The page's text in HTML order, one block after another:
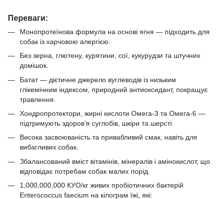
Переваги:
Монопротеїнова формула на основі ягня — підходить для
собак із харчовою алергією.
Без зерна, глютену, курятини, сої, кукурудзи та штучних
домішок.
Батат — дієтичне джерело вуглеводів із низьким
глікемічним індексом, природний антиоксидант, покращує
травлення.
Хондропротектори, жирні кислоти Омега-3 та Омега-6 —
підтримують здоров’я суглобів, шкіри та шерсті.
Висока засвоюваність та привабливий смак, навіть для
вибагливих собак.
Збалансований вміст вітамінів, мінералів і амінокислот, що
відповідає потребам собак малих порід.
1,000,000,000 КУО/кг живих пробіотичних бактерій
Enterococcus faecium на кілограм їжі, які: